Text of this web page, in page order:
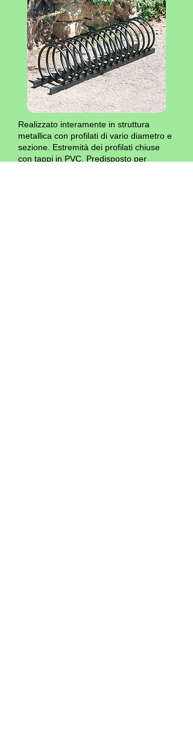
Realizzato interamente in struttura
metallica con profilati di vario diametro e
sezione. Estremità dei profilati chiuse
con tappi in PVC. Predisposto per